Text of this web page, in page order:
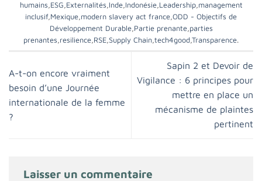
humains ESG Externalités Inde, Indonésie, Leadership, management
inclusif, Mexique modern slavery act france ODD - Objectifs de
Développement Durable, Partie prenante, parties
prenantes resilience RSE Supply Chain tech4good Transparence.
A-t-on encore vraiment
besoin d’une Journée
internationale de la femme
?
Sapin 2 et Devoir de
Vigilance : 6 principes pour
mettre en place un
mécanisme de plaintes
pertinent
Laisser un commentaire